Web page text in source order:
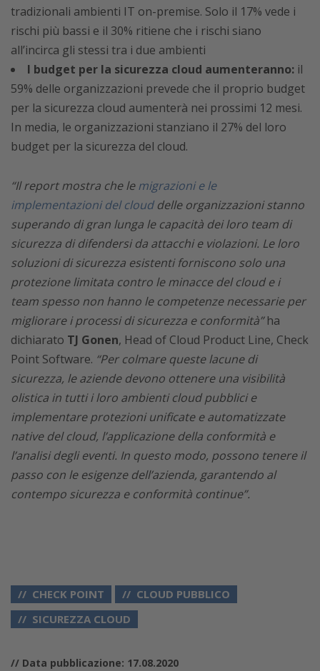
tradizionali ambienti IT on-premise. Solo il 17% vede i
rischi più bassi e il 30% ritiene che i rischi siano
all’incirca gli stessi tra i due ambienti
I budget per la sicurezza cloud aumenteranno: il
59% delle organizzazioni prevede che il proprio budget
per la sicurezza cloud aumenterà nei prossimi 12 mesi.
In media, le organizzazioni stanziano il 27% del loro
budget per la sicurezza del cloud.
“Il report mostra che lemigrazioni e le
implementazioni del clouddelle organizzazioni stanno
superando di gran lunga le capacità dei loro team di
sicurezza di difendersi da attacchi e violazioni. Le loro
soluzioni di sicurezza esistenti forniscono solo una
protezione limitata contro le minacce del cloud e i
team spesso non hanno le competenze necessarie per
migliorare i processi di sicurezza e conformità”ha
dichiarato TJ Gonen, Head of Cloud Product Line, Check
Point Software. “Per colmare queste lacune di
sicurezza, le aziende devono ottenere una visibilità
olistica in tutti i loro ambienti cloud pubblici e
implementare protezioni unificate e automatizzate
native del cloud, l’applicazione della conformità e
l’analisi degli eventi. In questo modo, possono tenere il
passo con le esigenze dell’azienda, garantendo al
contempo sicurezza e conformità continue”.
CHECK POINT
CLOUD PUBBLICO
SICUREZZA CLOUD
// Data pubblicazione: 17.08.2020